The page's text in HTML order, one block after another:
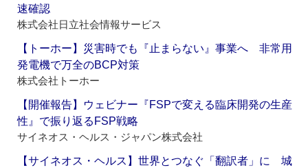
速確認
株式会社日立社会情報サービス
【トーホー】災害時でも『止まらない』事業へ 非常用
発電機で万全のBCP対策
株式会社トーホー
【開催報告】ウェビナー『FSPで変える臨床開発の生産
性』で振り返るFSP戦略
サイネオス・ヘルス・ジャパン株式会社
【サイネオス・ヘルス】世界とつなぐ「翻訳者」に 城